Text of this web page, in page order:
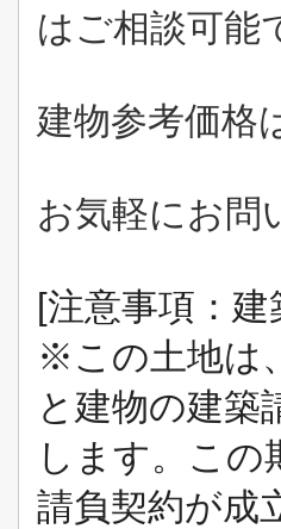
はご相談可能
建物参考価格
お気軽にお問
[注意事項：
※この土地は
と建物の建築
します。この
請負契約が成